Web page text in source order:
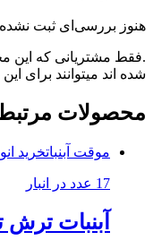
هنوز بررسی‌ای ثبت
.فقط مشتریانی که این
شده اند میتوانند برای
محصولات
موقت آبنباتخرید
17 عدد در انبار
آبنبات